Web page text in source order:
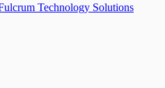
Technology Solutions